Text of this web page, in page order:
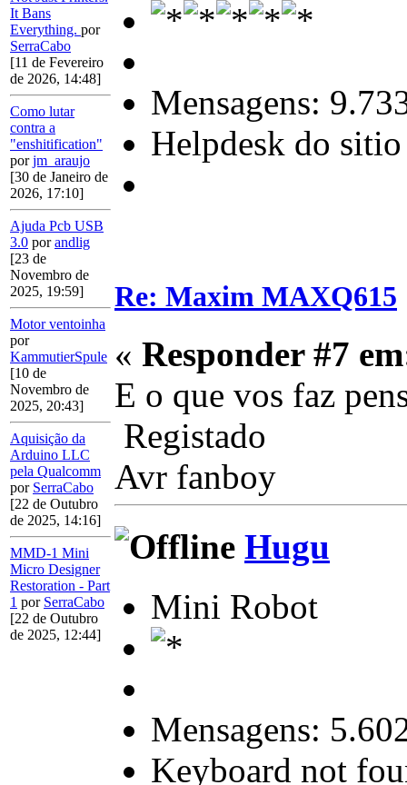
It Bans
Everything. por
SerraCabo
[11 de Fevereiro
de 2026, 14:48]
Como lutar
contra a
"enshitification"
porjm_araujo
[30 de Janeiro de
2026, 17:10]
Ajuda Pcb USB
3.0 porandlig
[23 de
Novembro de
2025, 19:59]
Motor ventoinha
por
KammutierSpule
[10 de
Novembro de
2025, 20:43]
Aquisição da
Arduino LLC
pela Qualcomm
por SerraCabo
[22 de Outubro
de 2025, 14:16]
MMD-1 Mini
Micro Designer
Restoration - Part
1 por SerraCabo
[22 de Outubro
de 2025, 12:44]
Mensagens:
Helpdesk do sitio
Re: Maxim MAXQ615
« Responder #7
E o que vos faz
Registado
Avr fanboy
Hugu
Mini Robot
Mensagens:
Keyboard not